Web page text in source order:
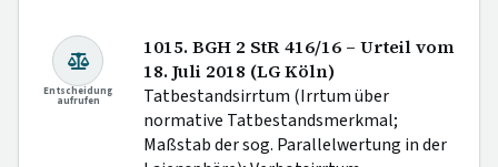
Entscheidung
aufrufen
1015. BGH 2 StR 416/16 – Urteil vom
18. Juli 2018 (LG Köln)
Tatbestandsirrtum (Irrtum über
normative Tatbestandsmerkmal;
Maßstab der sog. Parallelwertung in der